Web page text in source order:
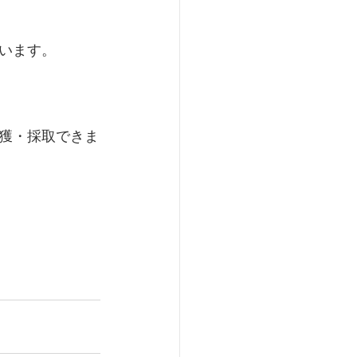
ます。
・採取できま